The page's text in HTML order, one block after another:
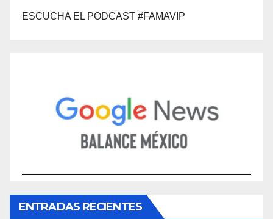
ESCUCHA EL PODCAST #FAMAVIP
ENTRADAS RECIENTES